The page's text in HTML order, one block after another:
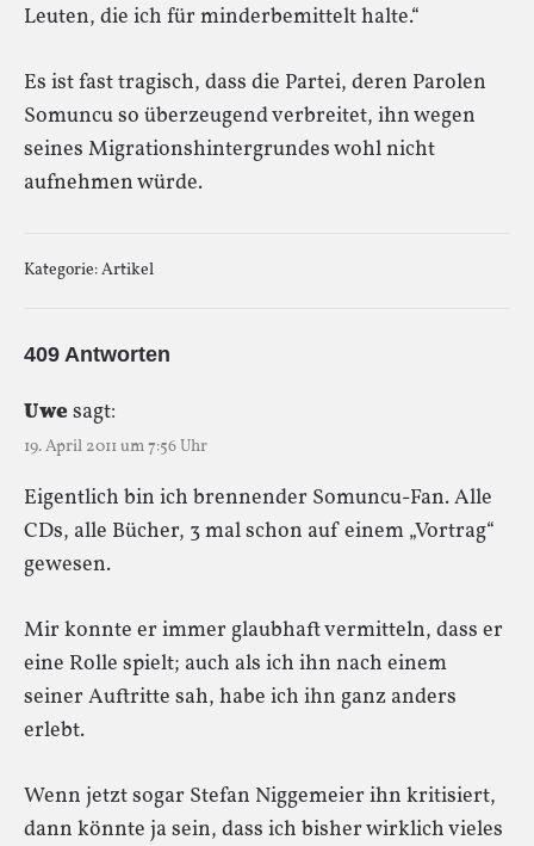
Leuten, die ich für minderbemittelt halte.“
Es ist fast tragisch, dass die Partei, deren Parolen
Somuncu so überzeugend verbreitet, ihn wegen
seines Migrationshintergrundes wohl nicht
aufnehmen würde.
Kategorie:Artikel
409 Antworten
Uwesagt:
19. April 2011 um 7:56 Uhr
Eigentlich bin ich brennender Somuncu-Fan. Alle
CDs, alle Bücher, 3 mal schon auf einem „Vortrag“
gewesen.
Mir konnte er immer glaubhaft vermitteln, dass er
eine Rolle spielt; auch als ich ihn nach einem
seiner Auftritte sah, habe ich ihn ganz anders
erlebt.
Wenn jetzt sogar Stefan Niggemeier ihn kritisiert,
dann könnte ja sein, dass ich bisher wirklich vieles